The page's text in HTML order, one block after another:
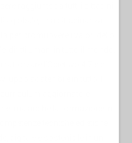
raggiunte da tutti i cittadini
globale, una cittadinanza
per promuovere i valori dello
diritti umani in tutto il mondo.
l'Obiettivo 4.7 e di
sostenibile in tutto il
aggiornato e
ma anche la formazione in
tecniche ed etiche
digitale e sostenibile in un